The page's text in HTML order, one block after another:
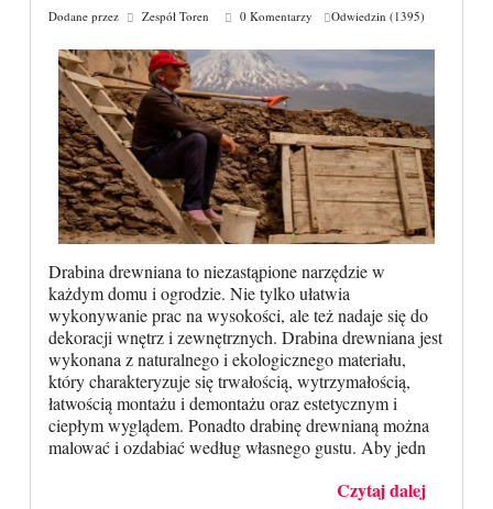
Dodane przez Zespół Toren 0 Komentarzy Odwiedzin (1395)
Drabina drewniana to niezastąpione narzędzie w
każdym domu i ogrodzie. Nie tylko ułatwia
wykonywanie prac na wysokości, ale też nadaje się do
dekoracji wnętrz i zewnętrznych. Drabina drewniana jest
wykonana z naturalnego i ekologicznego materiału,
który charakteryzuje się trwałością, wytrzymałością,
łatwością montażu i demontażu oraz estetycznym i
ciepłym wyglądem. Ponadto drabinę drewnianą można
malować i ozdabiać według własnego gustu. Aby jedn
Czytaj dalej